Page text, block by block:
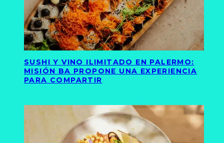
SUSHI Y VINO ILIMITADO EN PALERMO:
MISIÓN BA PROPONE UNA EXPERIENCIA
PARA COMPARTIR